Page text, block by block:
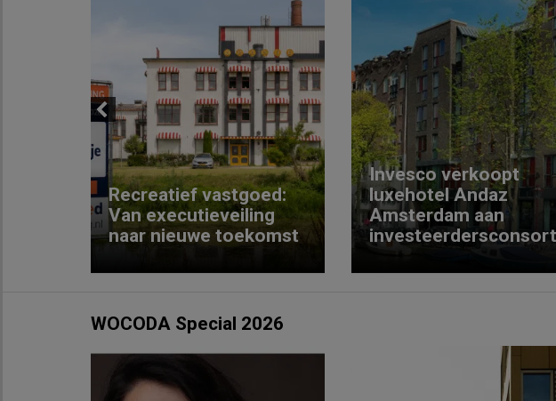
Previous
Recreatief vastgoed:
Van executieveiling
naar nieuwe toekomst
Invesco verkoopt
luxehotel Andaz
Amsterdam aan
WOCODA Special 2026